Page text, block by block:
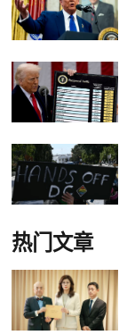
热门文章